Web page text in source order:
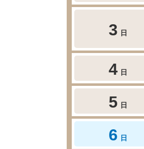
3 日
4 日
5 日
6 日